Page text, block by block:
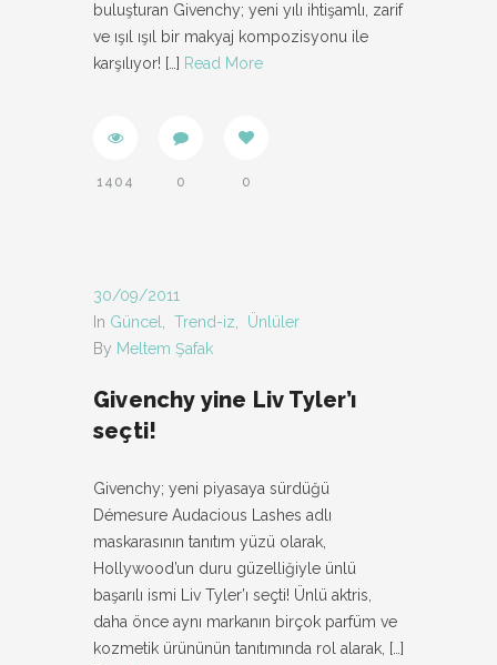
buluşturan Givenchy; yeni yılı ihtişamlı, zarif
ve ışıl ışıl bir makyaj kompozisyonu ile
karşılıyor! […] Read More
1404 0 0
30/09/2011
In Güncel Trend-iz
Ünlüler
By Meltem Şafak
Givenchy yine Liv Tyler’ı
seçti!
Givenchy; yeni piyasaya sürdüğü
Démesure Audacious Lashes adlı
maskarasının tanıtım yüzü olarak,
Hollywood’un duru güzelliğiyle ünlü
başarılı ismi Liv Tyler’ı seçti! Ünlü aktris,
daha önce aynı markanın birçok parfüm ve
kozmetik ürününün tanıtımında rol alarak, […]